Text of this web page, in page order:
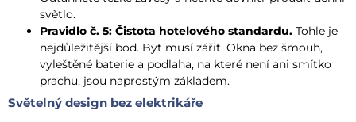
světlo.
Pravidlo č. 5: Čistota hotelového standardu. Tohle je
nejdůležitější bod. Byt musí zářit. Okna bez šmouh,
vyleštěné baterie a podlaha, na které není ani smítko
prachu, jsou naprostým základem.
Světelný design bez elektrikáře